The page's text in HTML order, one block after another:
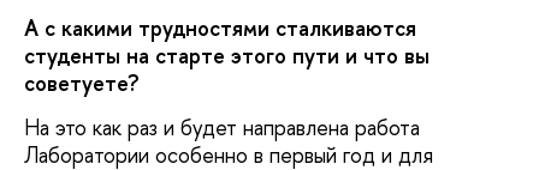
А с какими трудностями сталкиваются
студенты на старте этого пути и что вы
советуете?
На это как раз и будет направлена работа
Лаборатории особенно в первый год и для